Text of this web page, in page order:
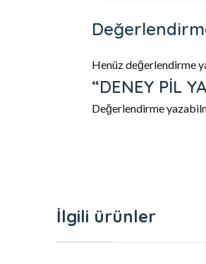
Henüz değerlendirme
“DENEY PİL
Değerlendirme
İlgili ürünler